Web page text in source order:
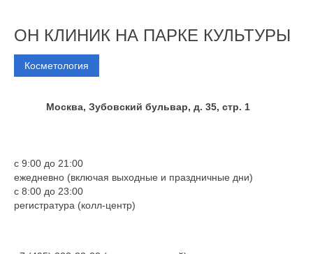
ОН КЛИНИК НА ПАРКЕ КУЛЬТУРЫ
Косметология
Москва, Зубовский бульвар, д. 35, стр. 1
с 9:00 до 21:00
ежедневно (включая выходные и праздничные дни)
с 8:00 до 23:00
регистратура (колл-центр)